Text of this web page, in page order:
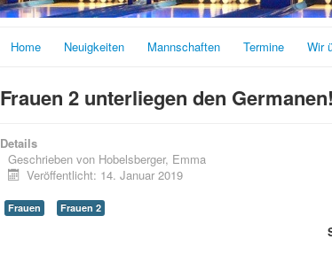
Home Neuigkeiten Mannschaften Termine Wir
Frauen 2 unterliegen den Germanen!
Details
Geschrieben von Hobelsberger, Emma
Veröffentlicht: 14. Januar 2019
Frauen Frauen 2